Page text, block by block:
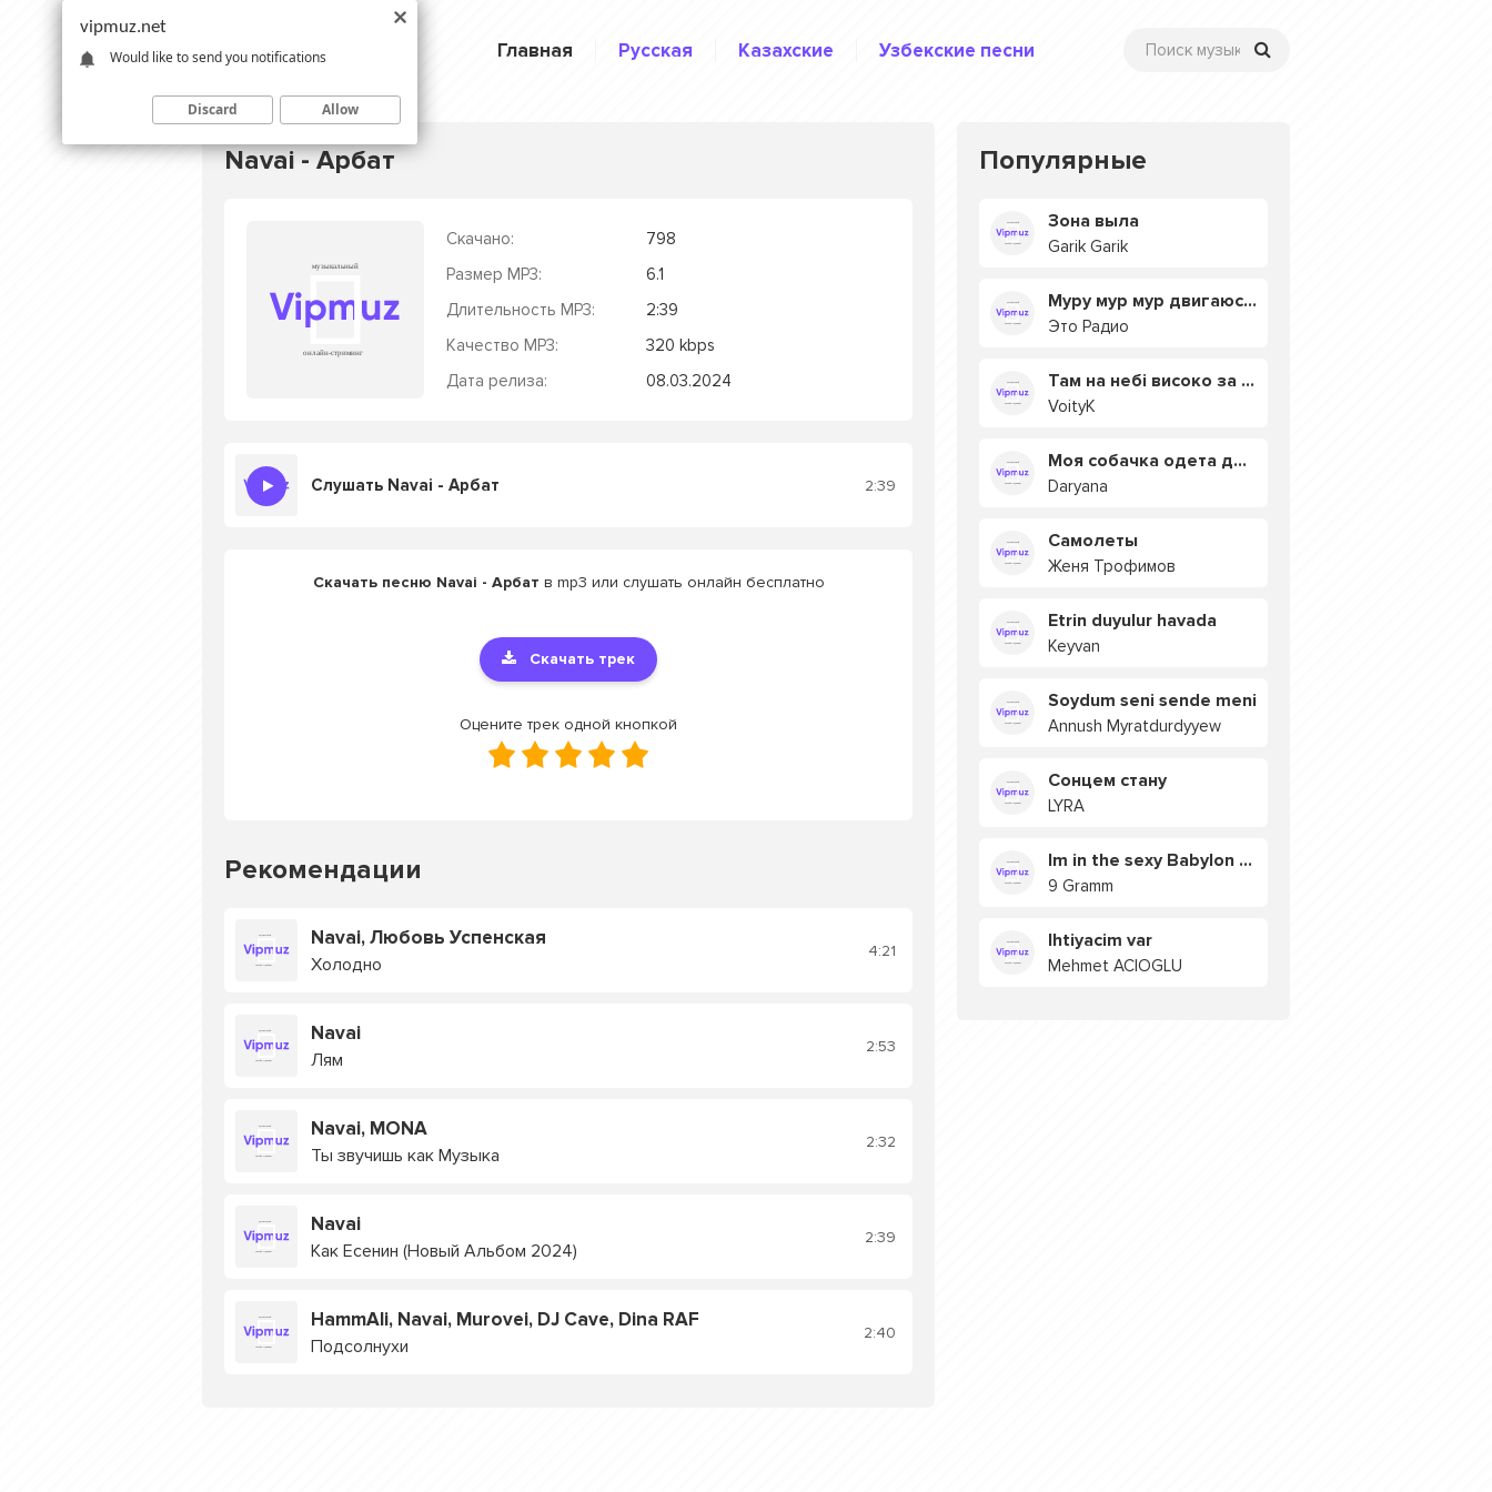
Главная Русская Казахские Узбекские песни
Navai - Арбат
Скачано:
798
Размер MP3:
6.1
Длительность MP3:
2:39
Качество MP3:
320 kbps
Дата релиза:
08.03.2024
Слушать Navai - Арбат 2:39
Скачать песню Navai - Арбат в mp3 или слушать онлайн бесплатно
Скачать трек
Оцените трек одной кнопкой
Рекомендации
Navai, Любовь Успенская
Холодно
4:21
Navai
Лям
2:53
Navai, MONA
Ты звучишь как Музыка
2:32
Navai
Как Есенин (Новый Альбом 2024)
2:39
HammAli, Navai, Murovei, DJ Cave, Dina RAF
Подсолнухи
2:40
Популярные
Зона выла
Garik Garik
Муру мур мур двигаюсь на мурмулях
Это Радио
Там на небі високо за хмарами
VoityK
Моя собачка одета дороже тебя
Daryana
Самолеты
Женя Трофимов
Etrin duyulur havada
Keyvan
Soydum seni sende meni
Annush Myratdurdyyew
Сонцем стану
LYRA
Im in the sexy Babylon БУЯ
9 Gramm
Ihtiyacim var
Mehmet ACIOGLU
vipmuz.net
Would like to send you notifications
Discard Allow